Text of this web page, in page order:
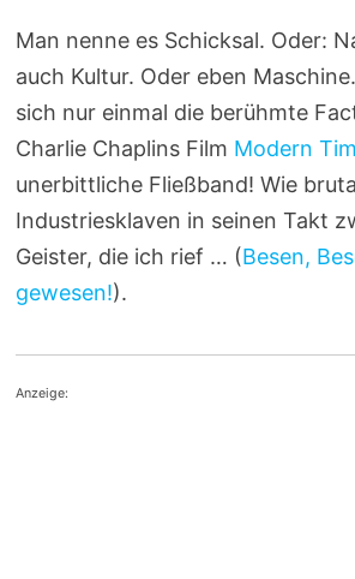
Man nenne es Schicksal. Oder:
auch Kultur. Oder eben
sich nur einmal die berühmte
Charlie Chaplins Film Modern
unerbittliche Fließband! Wie
Industriesklaven in seinen Takt
Geister, die ich rief … (Besen,
gewesen!).
Anzeige: